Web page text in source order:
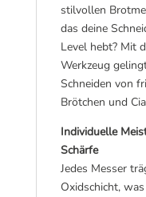
stilvollen
das deine
Level hebt? Mit
Werkzeug
Schneiden von
Brötchen und
Individuelle
Schärfe
Jedes Messer
Oxidschicht,